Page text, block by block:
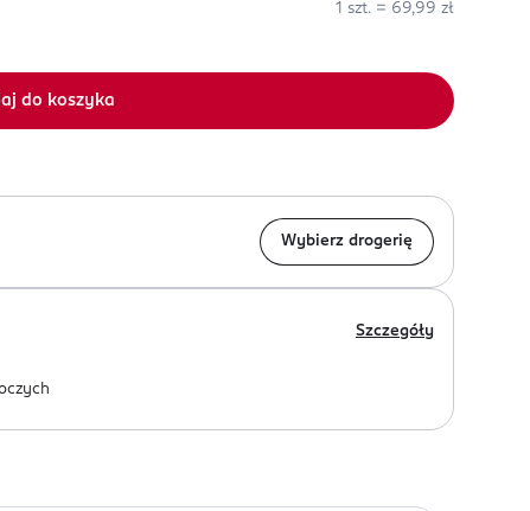
1 szt. = 69,99 zł
do koszyka
Wybierz drogerię
Szczegóły